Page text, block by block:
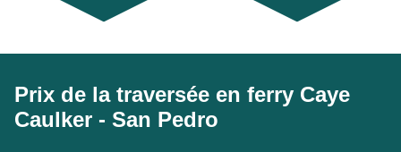
Prix de la traversée en ferry Caye
Caulker - San Pedro